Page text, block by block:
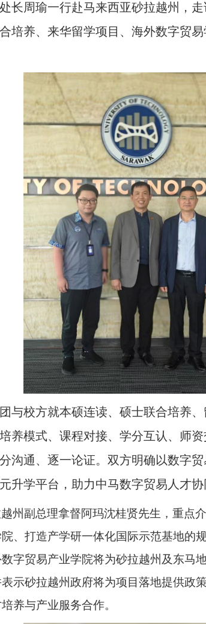
长周瑜一行赴马来西亚砂拉越州，
培养、来华留学项目、海外数字贸
与校方就本硕连读、硕士联合培养
养模式、课程对接、学分互认、师
沟通、逐一论证。双方明确以数字
升学平台，助力中马数字贸易人才协
州副总理拿督阿玛沈桂贤先生，重点
、打造产学研一体化国际示范基地的
字贸易产业学院将为砂拉越州及东马
示砂拉越州政府将为项目落地提供政
养与产业服务合作。